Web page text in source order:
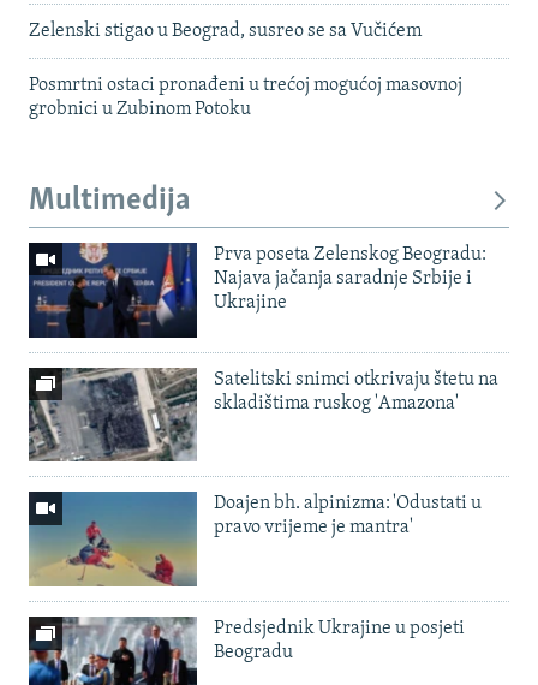
Zelenski stigao u Beograd, susreo se sa Vučićem
Posmrtni ostaci pronađeni u trećoj mogućoj masovnoj
grobnici u Zubinom Potoku
Multimedija
Prva poseta Zelenskog Beogradu:
Najava jačanja saradnje Srbije i
Ukrajine
Satelitski snimci otkrivaju štetu na
skladištima ruskog 'Amazona'
Doajen bh. alpinizma: 'Odustati u
pravo vrijeme je mantra'
Predsjednik Ukrajine u posjeti
Beogradu